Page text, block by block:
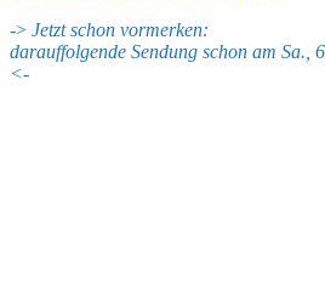
-> Jetzt schon vormerken:
darauffolgende Sendung schon am Sa.,
<-